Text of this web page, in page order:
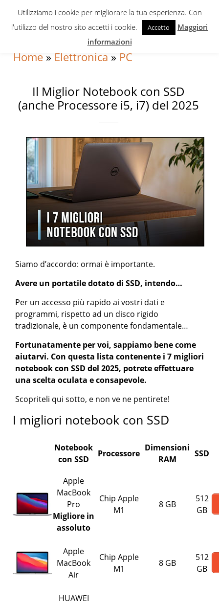
Skip
navigation
Skip
Skip
sidebar
Home » Elettronica » PC
Il Miglior Notebook con SSD
(anche Processore i5, i7) del 2025
Siamo d’accordo: ormai è importante.
Avere un portatile dotato di SSD, intendo…
Per un accesso più rapido ai vostri dati e
programmi, rispetto ad un disco rigido
tradizionale, è un componente fondamentale…
Fortunatamente per voi, sappiamo bene come
aiutarvi. Con questa lista contenente i 7 migliori
notebook con SSD del 2025, potrete effettuare
una scelta oculata e consapevole.
Scopriteli qui sotto, e non ve ne pentirete!
I migliori notebook con SSD
Notebook
con SSD
Processore
Dimensioni
RAM
SSD
Apple
MacBook
Pro
Migliore in
assoluto
Chip Apple
M1
8 GB
512
GB
Apple
MacBook
Air
Chip Apple
M1
8 GB
512
GB
HUAWEI
Utilizziamo i cookie per migliorare la tua esperienza. Con
l'utilizzo del nostro sito accetti i cookie.
Accetto
Maggiori
informazioni